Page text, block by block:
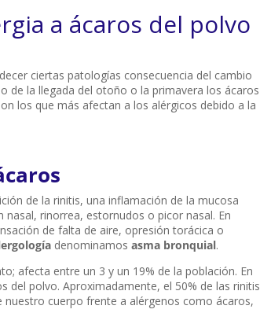
a ácaros del polvo
ciertas patologías consecuencia del cambio
de la llegada del otoño o la primavera los ácaros
los que más afectan a los alérgicos debido a la
de la rinitis, una inflamación de la mucosa
rinorrea, estornudos o picor nasal. En
de falta de aire, opresión torácica o
denominamos asma bronquial.
afecta entre un 3 y un 19% de la población. En
del polvo. Aproximadamente, el 50% de las rinitis
cuerpo frente a alérgenos como ácaros,